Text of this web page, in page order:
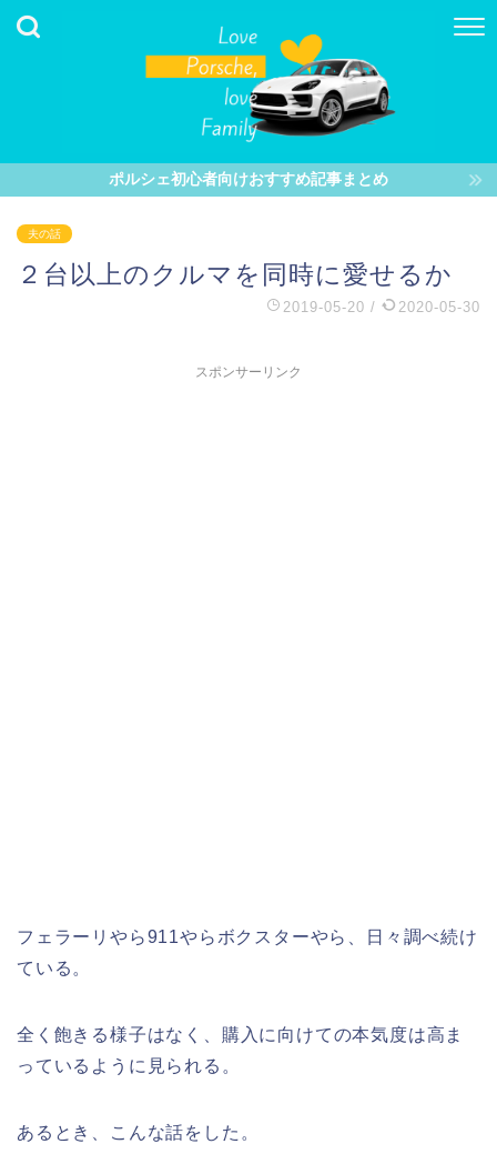
ポルシェ初心者向けおすすめ記事まとめ
夫の話
２台以上のクルマを同時に愛せるか
2019-05-20 / 2020-05-30
スポンサーリンク
フェラーリやら911やらボクスターやら、日々調べ続け
ている。
全く飽きる様子はなく、購入に向けての本気度は高ま
っているように見られる。
あるとき、こんな話をした。